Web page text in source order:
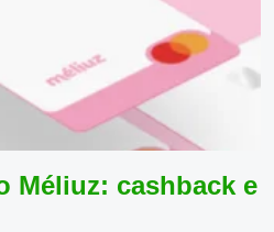
Méliuz: cashback e